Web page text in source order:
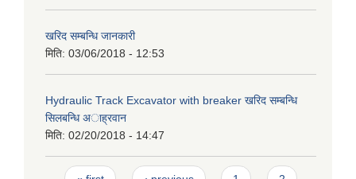
खरिद सम्बन्धि जानकारी
मिति: 03/06/2018 - 12:53
Hydraulic Track Excavator with breaker खरिद सम्बन्धि
सिलबन्धि अाह्रवान
मिति: 02/20/2018 - 14:47